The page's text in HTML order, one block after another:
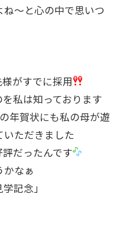
〜と心の中で思いつ
がすでに採用
私は知っております
年賀状にも私の母が遊
ただきました
だったんです
かなぁ
記念」